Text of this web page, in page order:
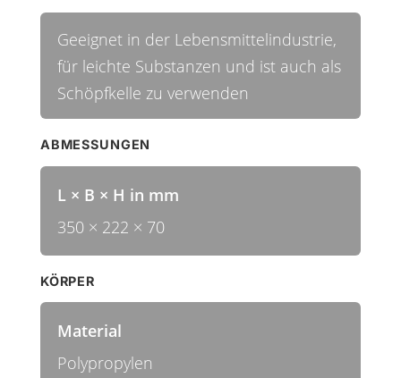
Geeignet in der Lebensmittelindustrie,
für leichte Substanzen und ist auch als
Schöpfkelle zu verwenden
ABMESSUNGEN
L × B × H in mm
350 × 222 × 70
KÖRPER
Material
Polypropylen